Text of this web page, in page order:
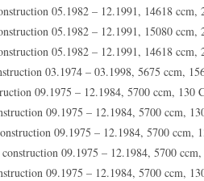
05.1982 – 12.1991, 14618 ccm,
05.1982 – 12.1991, 15080 ccm,
05.1982 – 12.1991, 14618 ccm,
03.1974 – 03.1998, 5675 ccm,
09.1975 – 12.1984, 5700 ccm, 130
09.1975 – 12.1984, 5700 ccm,
09.1975 – 12.1984, 5700 ccm,
09.1975 – 12.1984, 5700
09.1975 – 12.1984, 5700 ccm,